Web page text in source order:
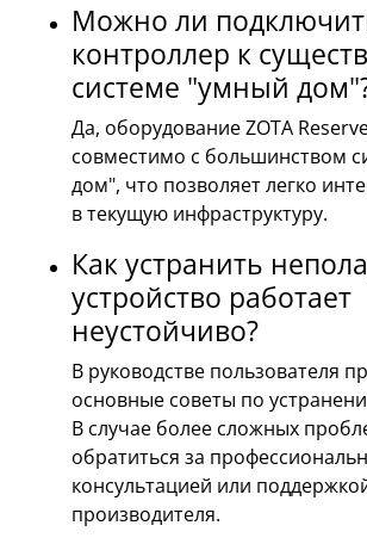
Можно ли
контроллер к
системе "умный
Да, оборудование ZOTA
совместимо с большинством
дом", что позволяет легко
в текущую инфраструктуру.
Как устранить
устройство работает
неустойчиво?
В руководстве пользователя
основные советы по
В случае более сложных
обратиться за
консультацией или
производителя.